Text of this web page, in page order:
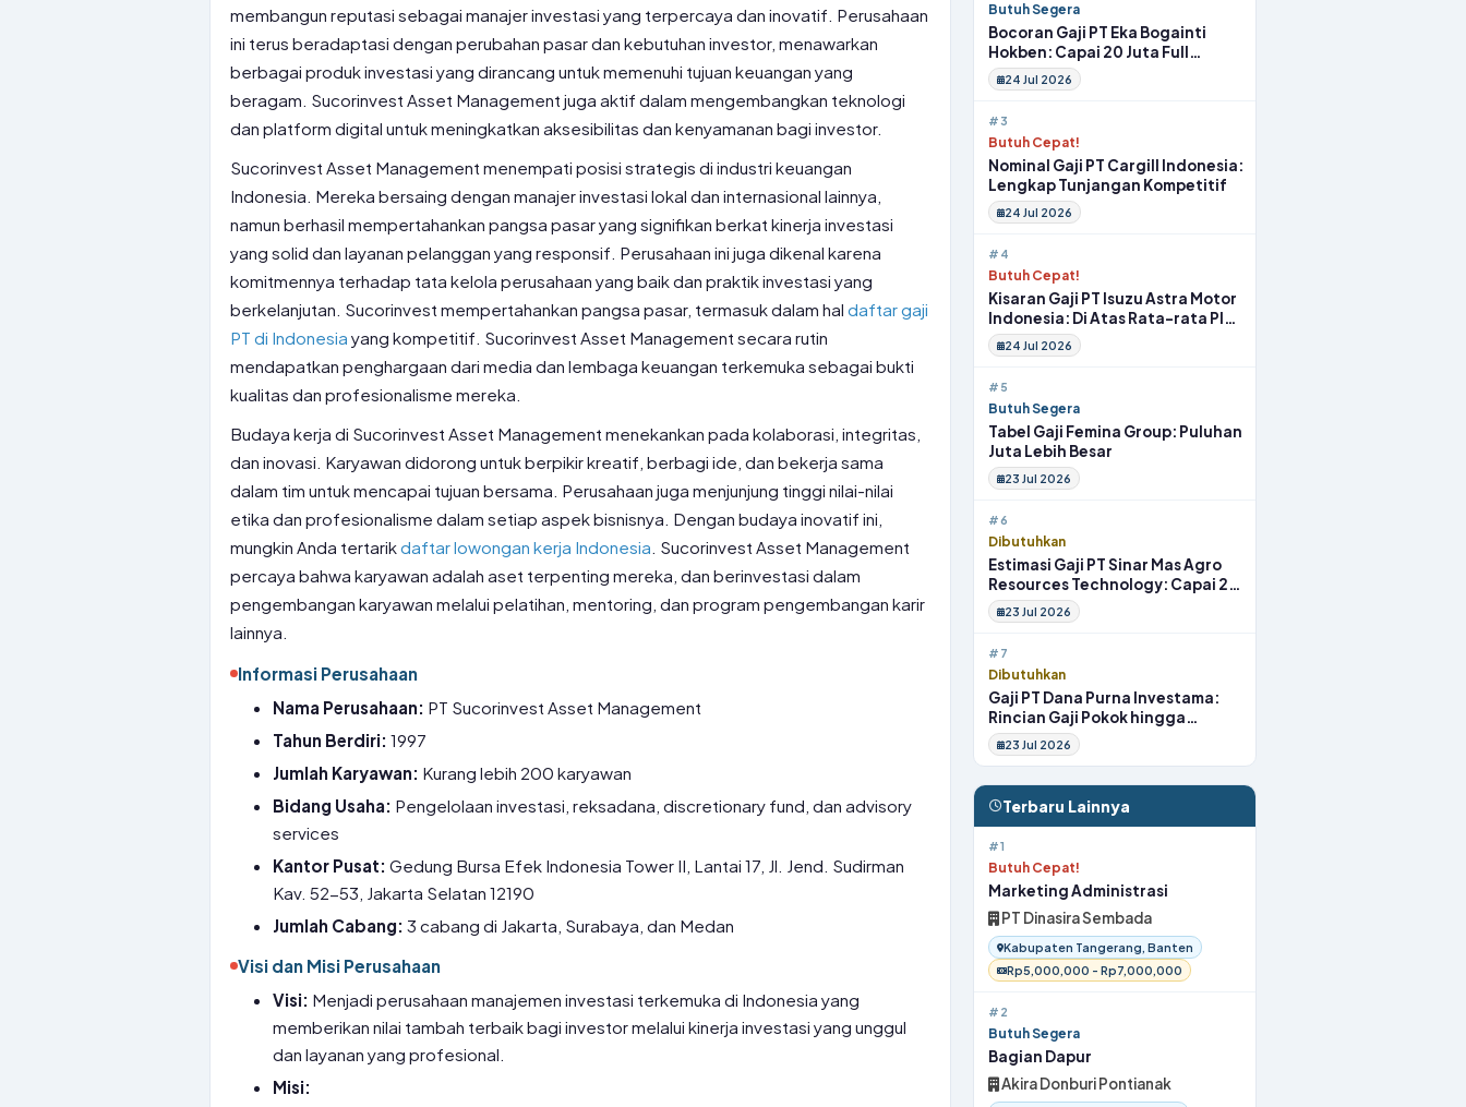
membangun reputasi sebagai manajer investasi yang terpercaya dan inovatif. Perusahaan
ini terus beradaptasi dengan perubahan pasar dan kebutuhan investor, menawarkan
berbagai produk investasi yang dirancang untuk memenuhi tujuan keuangan yang
beragam. Sucorinvest Asset Management juga aktif dalam mengembangkan teknologi
dan platform digital untuk meningkatkan aksesibilitas dan kenyamanan bagi investor.
Sucorinvest Asset Management menempati posisi strategis di industri keuangan
Indonesia. Mereka bersaing dengan manajer investasi lokal dan internasional lainnya,
namun berhasil mempertahankan pangsa pasar yang signifikan berkat kinerja investasi
yang solid dan layanan pelanggan yang responsif. Perusahaan ini juga dikenal karena
komitmennya terhadap tata kelola perusahaan yang baik dan praktik investasi yang
berkelanjutan. Sucorinvest mempertahankan pangsa pasar, termasuk dalam hal daftar gaji
PT di Indonesia yang kompetitif. Sucorinvest Asset Management secara rutin
mendapatkan penghargaan dari media dan lembaga keuangan terkemuka sebagai bukti
kualitas dan profesionalisme mereka.
Budaya kerja di Sucorinvest Asset Management menekankan pada kolaborasi, integritas,
dan inovasi. Karyawan didorong untuk berpikir kreatif, berbagi ide, dan bekerja sama
dalam tim untuk mencapai tujuan bersama. Perusahaan juga menjunjung tinggi nilai-nilai
etika dan profesionalisme dalam setiap aspek bisnisnya. Dengan budaya inovatif ini,
mungkin Anda tertarikdaftar lowongan kerja Indonesia . Sucorinvest Asset Management
percaya bahwa karyawan adalah aset terpenting mereka, dan berinvestasi dalam
pengembangan karyawan melalui pelatihan, mentoring, dan program pengembangan karir
lainnya.
Informasi Perusahaan
Nama Perusahaan: PT Sucorinvest Asset Management
Tahun Berdiri: 1997
Jumlah Karyawan: Kurang lebih 200 karyawan
Bidang Usaha: Pengelolaan investasi, reksadana, discretionary fund, dan advisory
services
Kantor Pusat: Gedung Bursa Efek Indonesia Tower II, Lantai 17, Jl. Jend. Sudirman
Kav. 52-53, Jakarta Selatan 12190
Jumlah Cabang: 3 cabang di Jakarta, Surabaya, dan Medan
Visi dan Misi Perusahaan
Visi: Menjadi perusahaan manajemen investasi terkemuka di Indonesia yang
memberikan nilai tambah terbaik bagi investor melalui kinerja investasi yang unggul
dan layanan yang profesional.
Misi:
Butuh Segera
Bocoran Gaji PT Eka Bogainti
Hokben: Capai 20 Juta Full
Benefit
24 Jul 2026
#3
Butuh Cepat!
Nominal Gaji PT Cargill Indonesia:
Lengkap Tunjangan Kompetitif
24 Jul 2026
#4
Butuh Cepat!
Kisaran Gaji PT Isuzu Astra Motor
Indonesia: Di Atas Rata-rata Plus
Fasilitas
24 Jul 2026
#5
Butuh Segera
Tabel Gaji Femina Group: Puluhan
Juta Lebih Besar
23 Jul 2026
#6
Dibutuhkan
Estimasi Gaji PT Sinar Mas Agro
Resources Technology: Capai 20
Juta Full Benefit
23 Jul 2026
#7
Dibutuhkan
Gaji PT Dana Purna Investama:
Rincian Gaji Pokok hingga
Fasilitas
23 Jul 2026
Terbaru Lainnya
#1
Butuh Cepat!
Marketing Administrasi
PT Dinasira Sembada
Kabupaten Tangerang, Banten
Rp5,000,000 - Rp7,000,000
#2
Butuh Segera
Bagian Dapur
Akira Donburi Pontianak